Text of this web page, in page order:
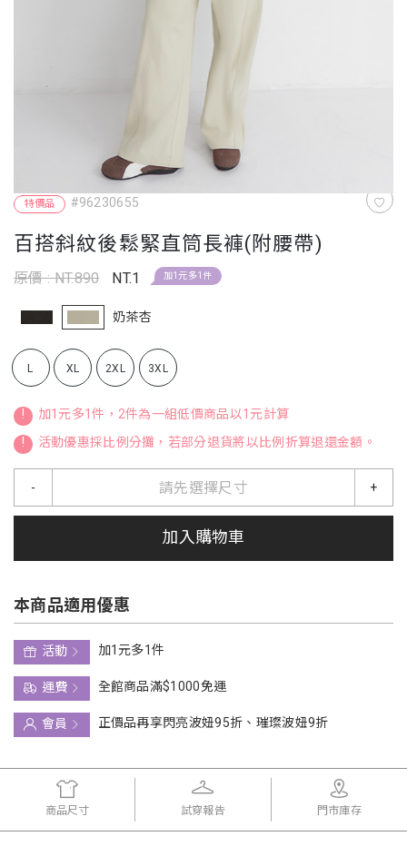
特價品 #96230655
百搭斜紋後鬆緊直筒長褲(附腰帶)
原價 : NT.890 NT.1 加1元多1件
奶茶杏
L XL 2XL 3XL
!
加1元多1件，2件為一組低價商品以1元計算
!
活動優惠採比例分攤，若部分退貨將以比例折算退還金額。
請先選擇尺寸
- +
加入購物車
本商品適用優惠
活動
加1元多1件
運費
全館商品滿$1000免運
會員
正價品再享閃亮波妞95折、璀璨波妞9折
商品尺寸 試穿報告 門市庫存